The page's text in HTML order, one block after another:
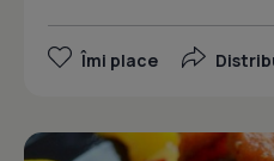
Îmi place